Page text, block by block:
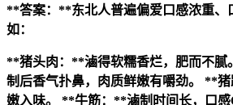
**答案：**东北人普遍偏爱口感浓重、
如：
**猪头肉：**滷得软糯香烂，肥而不腻。
制后香气扑鼻，肉质鲜嫩有嚼劲。
**猪
嫩入味。
**牛筋：**滷制时间长，口感